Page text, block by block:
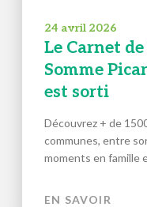
24 avril 2026
Le Carnet
Somme
est sorti
Découvrez + de
communes, entre
moments en famille
EN SAVOIR